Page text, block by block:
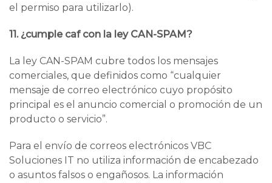
el permiso para utilizarlo).
11. ¿cumple caf con la ley CAN-SPAM?
La ley CAN-SPAM cubre todos los mensajes
comerciales, que definidos como “cualquier
mensaje de correo electrónico cuyo propósito
principal es el anuncio comercial o promoción de un
producto o servicio”.
Para el envío de correos electrónicos VBC
Soluciones IT no utiliza información de encabezado
o asuntos falsos o engañosos. La información